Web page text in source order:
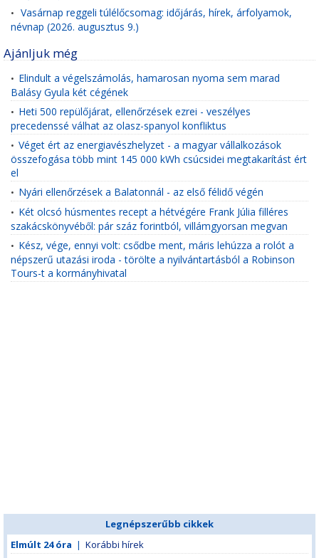
• Vasárnap reggeli túlélőcsomag: időjárás, hírek, árfolyamok,
névnap (2026. augusztus 9.)
Ajánljuk még
• Elindult a végelszámolás, hamarosan nyoma sem marad
Balásy Gyula két cégének
• Heti 500 repülőjárat, ellenőrzések ezrei - veszélyes
precedenssé válhat az olasz-spanyol konfliktus
• Véget ért az energiavészhelyzet - a magyar vállalkozások
összefogása több mint 145 000 kWh csúcsidei megtakarítást ért
el
• Nyári ellenőrzések a Balatonnál - az első félidő végén
• Két olcsó húsmentes recept a hétvégére Frank Júlia filléres
szakácskönyvéből: pár száz forintból, villámgyorsan megvan
• Kész, vége, ennyi volt: csődbe ment, máris lehúzza a rolót a
népszerű utazási iroda - törölte a nyilvántartásból a Robinson
Tours-t a kormányhivatal
Legnépszerűbb cikkek
Elmúlt 24 óra | Korábbi hírek